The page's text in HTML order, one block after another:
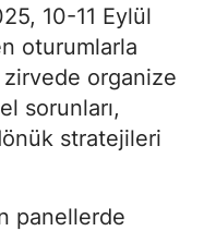
10-11 Eylül
oturumlarla
zirvede organize
sorunları,
stratejileri
panellerde